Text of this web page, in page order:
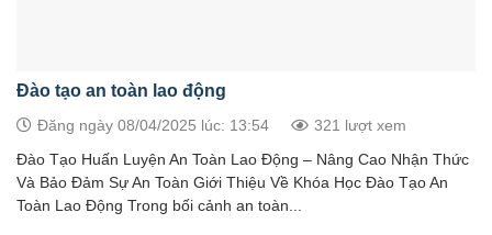
Đào tạo an toàn lao động
Đăng ngày 08/04/2025 lúc: 13:54 321 lượt xem
Đào Tạo Huấn Luyện An Toàn Lao Động – Nâng Cao Nhận Thức
Và Bảo Đảm Sự An Toàn Giới Thiệu Về Khóa Học Đào Tạo An
Toàn Lao Động Trong bối cảnh an toàn...